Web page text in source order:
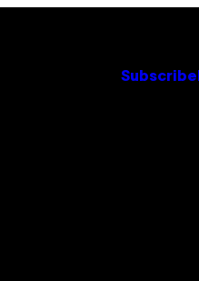
Subscribe